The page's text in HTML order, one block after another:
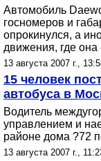
Автомобиль
госномеров и
опрокинулся, а
движения, где
13 августа 2007 г.,
15 человек
автобуса в
Водитель
управлением и
районе дома ?72
13 августа 2007 г.,